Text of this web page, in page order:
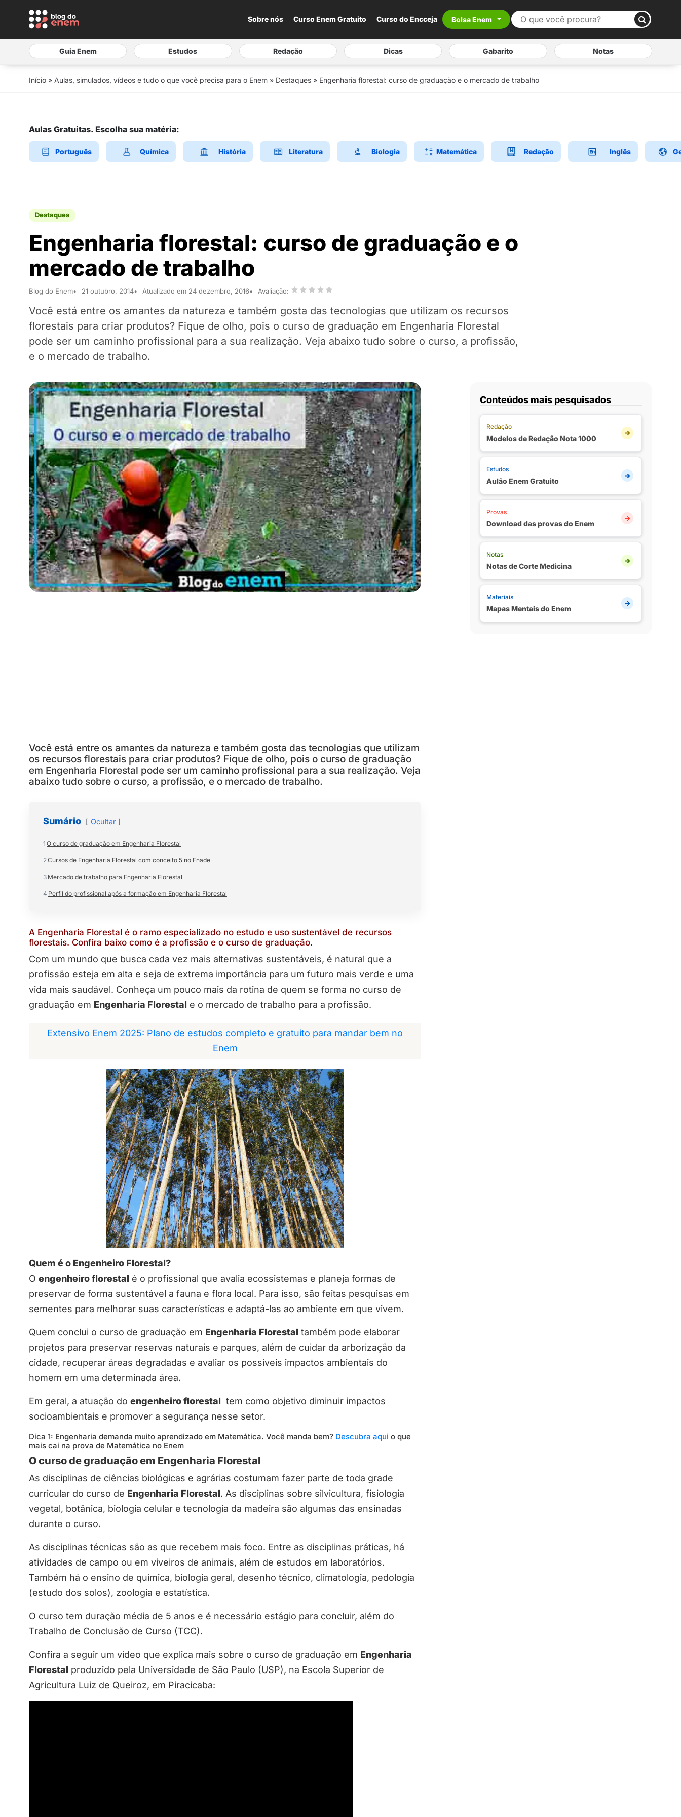
Sobre nós Curso Enem Gratuito Curso do Encceja Bolsa Enem
Guia Enem Estudos Redação Dicas Gabarito Notas
Início » Aulas, simulados, vídeos e tudo o que você precisa para o Enem » Destaques » Engenharia florestal: curso de graduação e o mercado de trabalho
Aulas Gratuitas. Escolha sua matéria:
Português Química História Literatura Biologia Matemática Redação Inglês
Destaques
Engenharia florestal: curso de graduação e o
mercado de trabalho
Blog do Enem 21 outubro, 2014 Atualizado em 24 dezembro, 2016 Avaliação:
Você está entre os amantes da natureza e também gosta das tecnologias que utilizam os recursos
florestais para criar produtos? Fique de olho, pois o curso de graduação em Engenharia Florestal
pode ser um caminho profissional para a sua realização. Veja abaixo tudo sobre o curso, a profissão,
e o mercado de trabalho.
Você está entre os amantes da natureza e também gosta das tecnologias que utilizam
os recursos florestais para criar produtos? Fique de olho, pois o curso de graduação
em Engenharia Florestal pode ser um caminho profissional para a sua realização. Veja
abaixo tudo sobre o curso, a profissão, e o mercado de trabalho.
Sumário Ocultar
1 O curso de graduação em Engenharia Florestal
2Cursos de Engenharia Florestal com conceito 5 no Enade
3 Mercado de trabalho para Engenharia Florestal
4 Perfil do profissional após a formação em Engenharia Florestal
A Engenharia Florestal é o ramo especializado no estudo e uso sustentável de recursos
florestais. Confira baixo como é a profissão e o curso de graduação.
Com um mundo que busca cada vez mais alternativas sustentáveis, é natural que a
profissão esteja em alta e seja de extrema importância para um futuro mais verde e uma
vida mais saudável. Conheça um pouco mais da rotina de quem se forma no curso de
graduação em Engenharia Florestal e o mercado de trabalho para a profissão.
Extensivo Enem 2025: Plano de estudos completo e gratuito para mandar bem no
Enem
Quem é o Engenheiro Florestal?
O engenheiro florestal é o profissional que avalia ecossistemas e planeja formas de
preservar de forma sustentável a fauna e flora local. Para isso, são feitas pesquisas em
sementes para melhorar suas características e adaptá-las ao ambiente em que vivem.
Quem conclui o curso de graduação em Engenharia Florestal também pode elaborar
projetos para preservar reservas naturais e parques, além de cuidar da arborização da
cidade, recuperar áreas degradadas e avaliar os possíveis impactos ambientais do
homem em uma determinada área.
Em geral, a atuação do engenheiro florestal tem como objetivo diminuir impactos
socioambientais e promover a segurança nesse setor.
Dica 1: Engenharia demanda muito aprendizado em Matemática. Você manda bem? Descubra aqui o que
mais cai na prova de Matemática no Enem
O curso de graduação em Engenharia Florestal
As disciplinas de ciências biológicas e agrárias costumam fazer parte de toda grade
curricular do curso de Engenharia Florestal. As disciplinas sobre silvicultura, fisiologia
vegetal, botânica, biologia celular e tecnologia da madeira são algumas das ensinadas
durante o curso.
As disciplinas técnicas são as que recebem mais foco. Entre as disciplinas práticas, há
atividades de campo ou em viveiros de animais, além de estudos em laboratórios.
Também há o ensino de química, biologia geral, desenho técnico, climatologia, pedologia
(estudo dos solos), zoologia e estatística.
O curso tem duração média de 5 anos e é necessário estágio para concluir, além do
Trabalho de Conclusão de Curso (TCC).
Confira a seguir um vídeo que explica mais sobre o curso de graduação em Engenharia
Florestal produzido pela Universidade de São Paulo (USP), na Escola Superior de
Agricultura Luiz de Queiroz, em Piracicaba:
Conteúdos mais pesquisados
Redação
Modelos de Redação Nota 1000
Estudos
Aulão Enem Gratuito
Provas
Download das provas do Enem
Notas
Notas de Corte Medicina
Materiais
Mapas Mentais do Enem